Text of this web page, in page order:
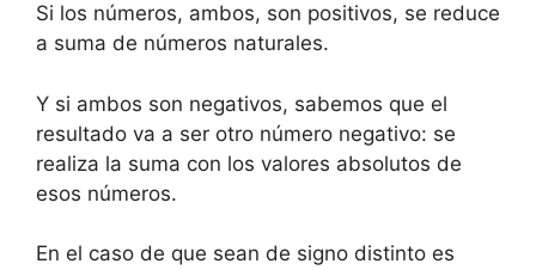
Si los números, ambos, son positivos, se reduce
a suma de números naturales.
Y si ambos son negativos, sabemos que el
resultado va a ser otro número negativo: se
realiza la suma con los valores absolutos de
esos números.
En el caso de que sean de signo distinto es